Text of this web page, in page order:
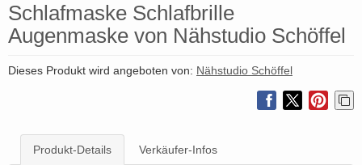
Schlafmaske Schlafbrille
Augenmaske von Nähstudio Schöffel
Dieses Produkt wird angeboten von: Nähstudio Schöffel
Produkt-Details Verkäufer-Infos